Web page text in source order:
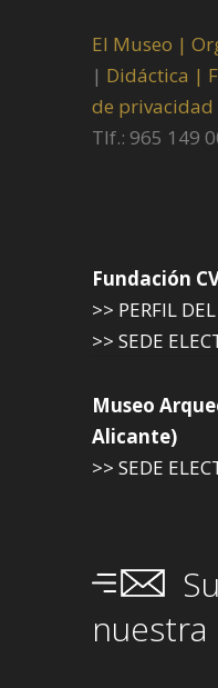
El Museo |
| Didáctica |
de privacidad
Tlf.: 965 149
Fundación
>> PERFIL
>> SEDE
Museo
Alicante)
>> SEDE
nuestra